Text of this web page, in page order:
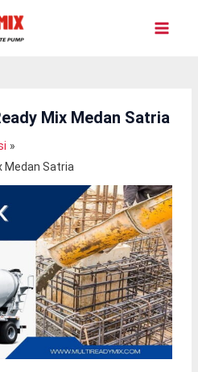
Mix Medan Satria
Medan Satria